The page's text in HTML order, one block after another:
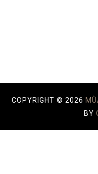
COPYRIGHT © 2026
BY